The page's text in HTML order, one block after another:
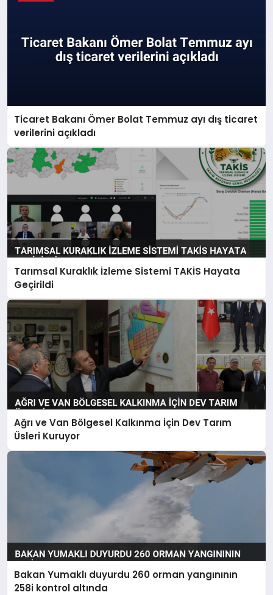
Ticaret Bakanı Ömer Bolat Temmuz ayı dış ticaret
verilerini açıkladı
Tarımsal Kuraklık İzleme Sistemi TAKİS Hayata
Geçirildi
Ağrı ve Van Bölgesel Kalkınma İçin Dev Tarım
Üsleri Kuruyor
Bakan Yumaklı duyurdu 260 orman yangınının
258i kontrol altında